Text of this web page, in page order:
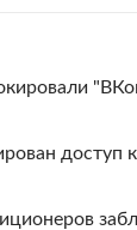
доступ